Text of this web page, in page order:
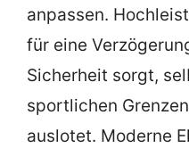
anpassen.
für eine
Sicherheit sorgt,
sportlichen
auslotet. Moderne